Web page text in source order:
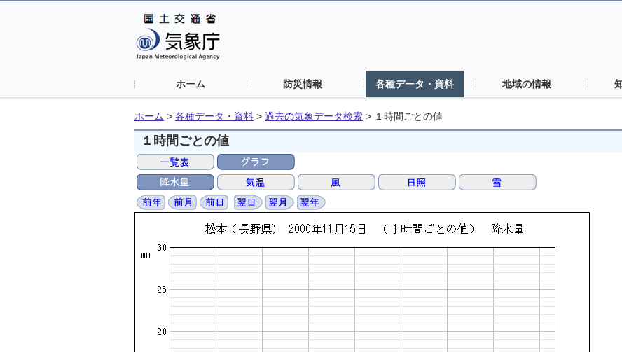
ホーム 防災情報 各種データ・資料 地域の情報
ホーム > 各種データ・資料 > 過去の気象データ検索 > １時間ごとの値
１時間ごとの値